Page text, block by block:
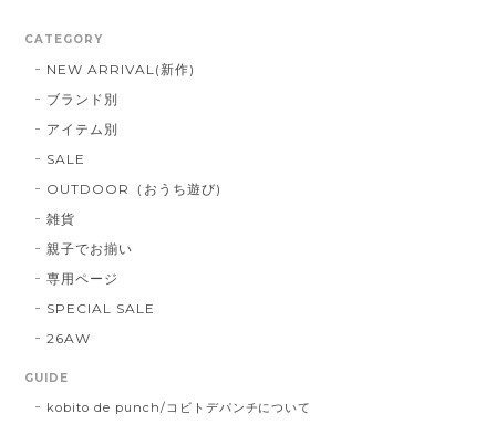
CATEGORY
NEW ARRIVAL(新作)
ブランド別
アイテム別
SALE
OUTDOOR（おうち遊び)
雑貨
親子でお揃い
専用ページ
SPECIAL SALE
26AW
GUIDE
kobito de punch/コビトデパンチについて